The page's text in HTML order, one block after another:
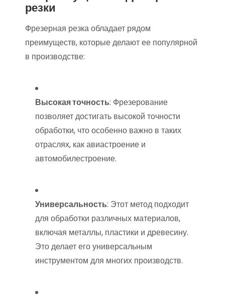
резки
Фрезерная резка обладает рядом
преимуществ, которые делают ее популярной
в производстве:
Высокая точность: Фрезерование
позволяет достигать высокой точности
обработки, что особенно важно в таких
отраслях, как авиастроение и
автомобилестроение.
Универсальность: Этот метод подходит
для обработки различных материалов,
включая металлы, пластики и древесину.
Это делает его универсальным
инструментом для многих производств.